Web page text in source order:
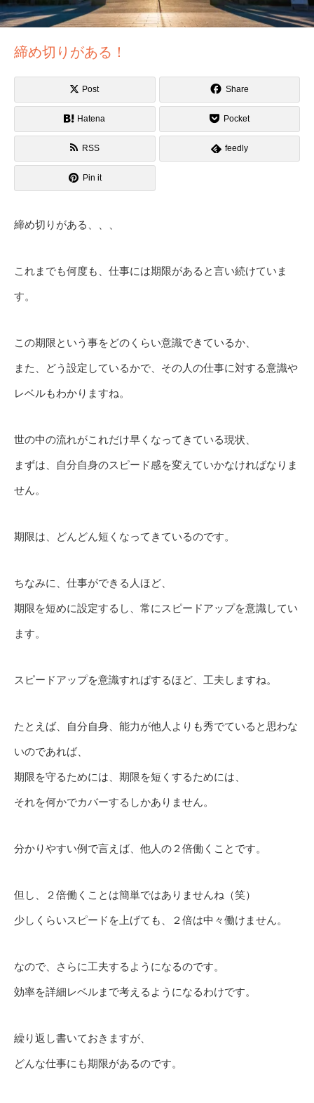
締め切りがある！
Post Share
Hatena Pocket
RSS feedly
Pin it
締め切りがある、、、
これまでも何度も、仕事には期限があると言い続けていま
す。
この期限という事をどのくらい意識できているか、
また、どう設定しているかで、その人の仕事に対する意識や
レベルもわかりますね。
世の中の流れがこれだけ早くなってきている現状、
まずは、自分自身のスピード感を変えていかなければなりま
せん。
期限は、どんどん短くなってきているのです。
ちなみに、仕事ができる人ほど、
期限を短めに設定するし、常にスピードアップを意識してい
ます。
スピードアップを意識すればするほど、工夫しますね。
たとえば、自分自身、能力が他人よりも秀でていると思わな
いのであれば、
期限を守るためには、期限を短くするためには、
それを何かでカバーするしかありません。
分かりやすい例で言えば、他人の２倍働くことです。
但し、２倍働くことは簡単ではありませんね（笑）
少しくらいスピードを上げても、２倍は中々働けません。
なので、さらに工夫するようになるのです。
効率を詳細レベルまで考えるようになるわけです。
繰り返し書いておきますが、
どんな仕事にも期限があるのです。